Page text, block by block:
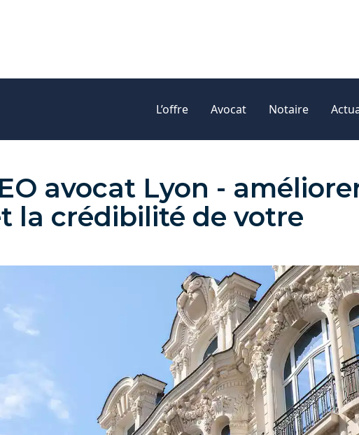
L’offre Avocat Notaire
avocat Lyon -
la crédibilité de votre